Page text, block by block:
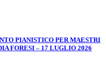
PIANISTICO PER MAESTRI
FORESI – 17 LUGLIO 2026